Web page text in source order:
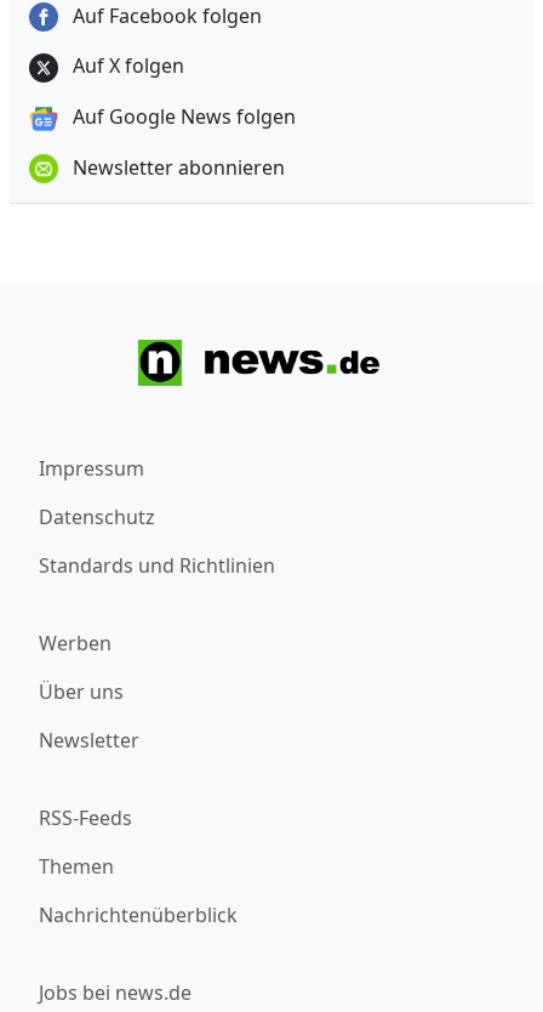
Auf Facebook folgen
Auf X folgen
Auf Google News folgen
Newsletter abonnieren
Impressum
Datenschutz
Standards und Richtlinien
Werben
Über uns
Newsletter
RSS-Feeds
Themen
Nachrichtenüberblick
Jobs bei news.de